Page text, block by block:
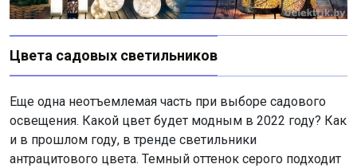
Цвета садовых светильников
Еще одна неотъемлемая часть при выборе садового
освещения. Какой цвет будет модным в 2022 году? Как
и в прошлом году, в тренде светильники
антрацитового цвета. Темный оттенок серого подходит